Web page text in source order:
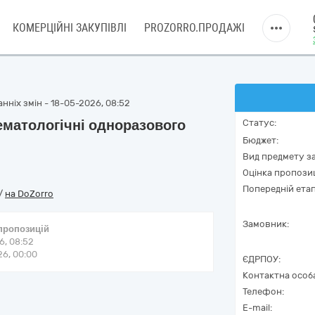
КОМЕРЦІЙНІ ЗАКУПІВЛІ PROZORRO.ПРОДАЖІ
змін - 18-05-2026, 08:52
одноразового
на DoZorro
08:52
00:00
Статус:
Бюджет:
Вид предмету
Оцінка
Попередній
Замовник:
ЄДРПОУ:
Контактна
Телефон:
E-mail: